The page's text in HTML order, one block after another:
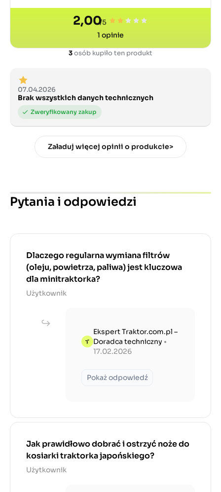
2,00/5
1 opinie
3osób kupiło ten produkt
07.04.2026
Brak wszystkich danych technicznych
Załaduj więcej opinii o produkcie>
Pytania i odpowiedzi
Dlaczego regularna wymiana filtrów
(oleju, powietrza, paliwa) jest kluczowa
dla minitraktorka?
Użytkownik
Ekspert Traktor.com.pl –
Doradca techniczny •
17.02.2026
Pokaż odpowiedź
Jak prawidłowo dobrać i ostrzyć noże do
kosiarki traktorka japońskiego?
Użytkownik